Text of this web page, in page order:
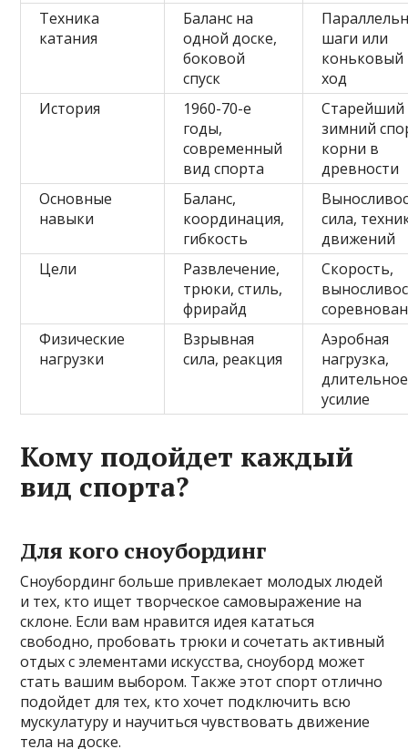
Техника
катания
Баланс на
одной доске,
боковой
спуск
шаги или
коньковый
ход
История
1960-70-е
годы,
современный
вид спорта
Старейший
зимний
корни в
древности
Основные
навыки
Баланс,
координация,
гибкость
сила,
движений
Цели
Развлечение,
трюки, стиль,
фрирайд
Скорость,
Физические
нагрузки
Взрывная
сила, реакция
Аэробная
нагрузка,
длительное
усилие
Кому подойдет каждый
вид спорта?
Для кого сноубординг
Сноубординг больше привлекает молодых людей
и тех, кто ищет творческое самовыражение на
склоне. Если вам нравится идея кататься
свободно, пробовать трюки и сочетать активный
отдых с элементами искусства, сноуборд может
стать вашим выбором. Также этот спорт отлично
подойдет для тех, кто хочет подключить всю
мускулатуру и научиться чувствовать движение
тела на доске.